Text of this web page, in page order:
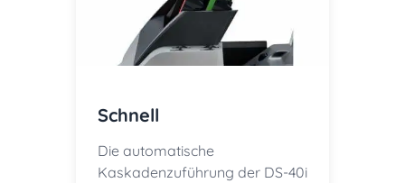
Schnell
Die automatische
Kaskadenzuführung der DS-40i